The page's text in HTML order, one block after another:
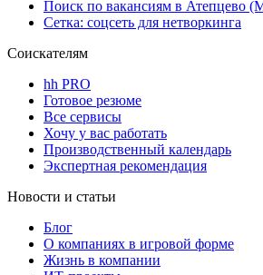
Поиск по вакансиям в Атепцево
Сетка: соцсеть для нетворкинга
Соискателям
hh PRO
Готовое резюме
Все сервисы
Хочу у вас работать
Производственный календарь
Экспертная рекомендация
Новости и статьи
Блог
О компаниях в игровой форме
Жизнь в компании